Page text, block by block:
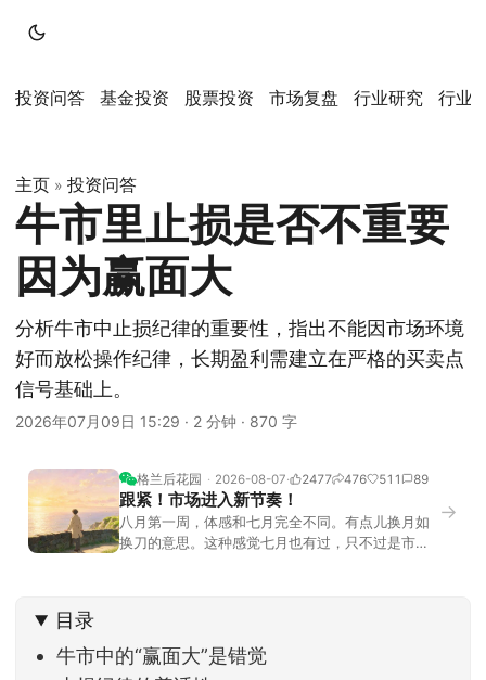
投资问答 基金投资 股票投资 市场复盘 行业研究 行业
主页 » 投资问答
牛市里止损是否不重要
因为赢面大
分析牛市中止损纪律的重要性，指出不能因市场环境
好而放松操作纪律，长期盈利需建立在严格的买卖点
信号基础上。
2026年07月09日 15:29 · 2 分钟 · 870 字
格兰后花园 2026-08-07 2477 476 511 89
跟紧！市场进入新节奏！
八月第一周，体感和七月完全不同。有点儿换月如
换刀的意思。这种感觉七月也有过，只不过是市场
家感受到了春天般的暖风。指数涨了百点，交易额
回暖到2
→
目录
牛市中的“赢面大”是错觉